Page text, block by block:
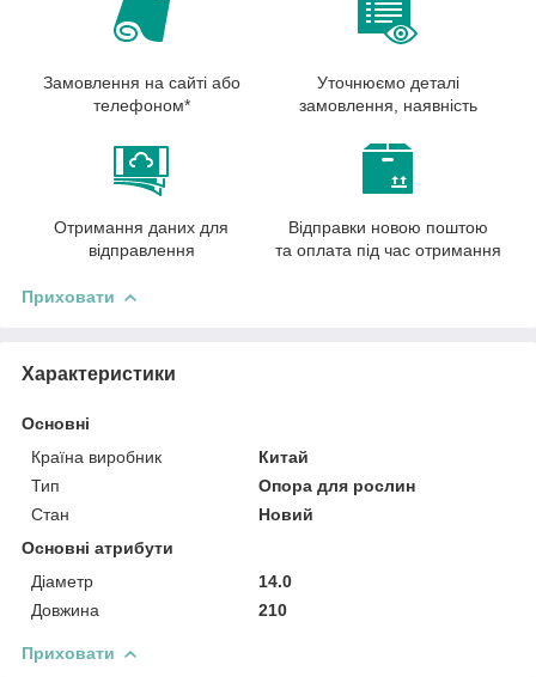
Замовлення на сайті або
телефоном*
Уточнюємо деталі
замовлення, наявність
Отримання даних для
відправлення
Відправки новою поштою
та оплата під час отримання
Приховати
Характеристики
Основні
Країна виробник
Китай
Тип
Опора для рослин
Стан
Новий
Основні атрибути
Діаметр
14.0
Довжина
210
Приховати